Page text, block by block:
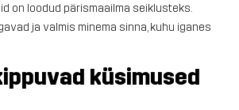
on loodud pärismaailma seiklusteks.
ja valmis minema sinna, kuhu iganes
küsimused